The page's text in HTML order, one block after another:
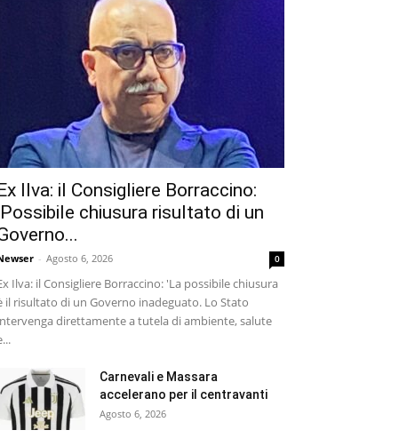
Ilva: il Consigliere Borraccino:
chiusura risultato di un
- Agosto 6, 2026 0
Ilva: il Consigliere Borraccino: 'La possibile chiusura
il risultato di un Governo inadeguato. Lo Stato
direttamente a tutela di ambiente, salute
Carnevali e Massara
accelerano per il centravanti
Agosto 6, 2026